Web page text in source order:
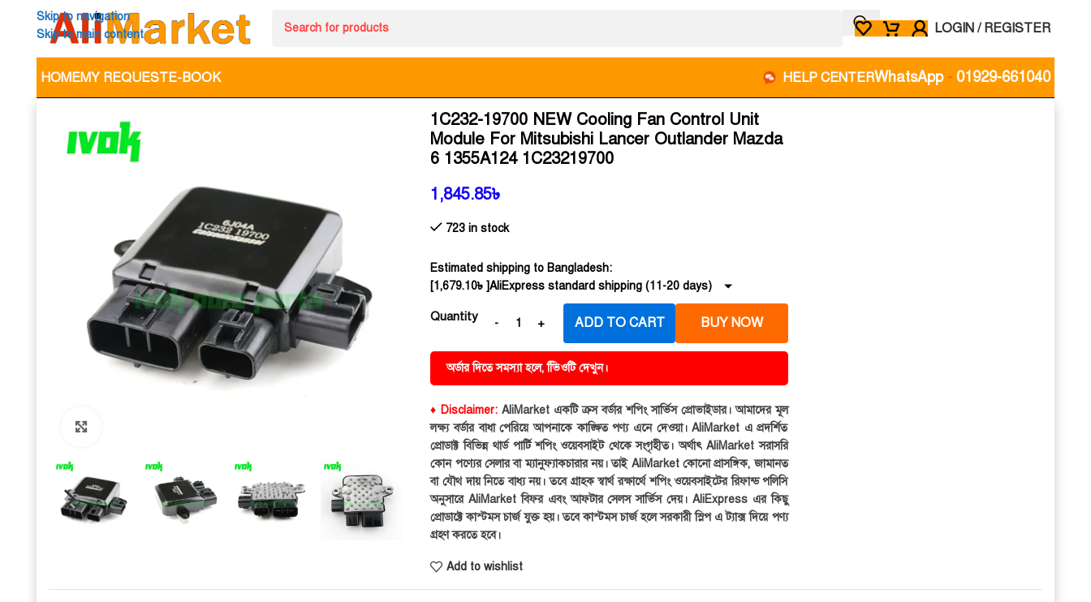
Skip to navigation
Skip to main content
LOGIN / REGISTER
HOMEMY REQUESTE-BOOK HELP CENTERWhatsApp - 01929-661040
1C232-19700 NEW Cooling Fan Control Unit
Module For Mitsubishi Lancer Outlander Mazda
6 1355A124 1C23219700
1,845.85৳
723 in stock
Estimated shipping to Bangladesh:
[1,679.10৳]AliExpress standard shipping (11-20 days)
Quantity ADD TO CART BUY NOW
অর্ডার দিতে সমস্যা হলে, ভিিওটি দেখুন।
♦ Disclaimer:AliMarket একটি ক্রস বর্ডার শপিং সার্ভিস প্রোভাইডার। আমাদের মূল
লক্ষ্য বর্ডার বাধা পেরিয়ে আপনাকে কাঙ্ক্ষিত পণ্য এনে দেওয়া। AliMarket এ প্রদর্শিত
প্রোডাক্ট বিভিন্ন থার্ড পার্টি শপিং ওয়েবসাইট থেকে সংগৃহীত। অর্থাৎ AliMarket সরাসরি
কোন পণ্যের সেলার বা ম্যানুফ্যাকচারার নয়। তাই AliMarket কোনো প্রাসঙ্গিক, জামানত
বা যৌথ দায় নিতে বাধ্য নয়। তবে গ্রাহক স্বার্থ রক্ষার্থে শপিং ওয়েবসাইটের রিফান্ড পলিসি
অনুসারে AliMarket বিফর এবং আফটার সেলস সার্ভিস দেয়। AliExpress এর কিছু
প্রোডাক্টে কাস্টমস চার্জ যুক্ত হয়। তবে কাস্টমস চার্জ হলে সরকারী স্লিপ এ ট্যাক্স দিয়ে পণ্য
গ্রহণ করতে হবে।
Add to wishlist